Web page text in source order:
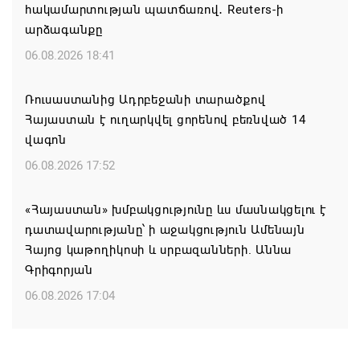
հակամարտության պատճառով․ Reuters-ի
արձագանքը
06.08.2026 18:41
Ռուսաստանից Ադրբեջանի տարածքով
Հայաստան է ուղարկվել ցորենով բեռնված 14
վագոն
06.08.2026 17:52
«Հայաստան» խմբակցությունը ևս մասնակցելու է
դատավարությանը՝ ի աջակցություն Ամենայն
Հայոց կաթողիկոսի և սրբազանների. Աննա
Գրիգորյան
06.08.2026 17:04